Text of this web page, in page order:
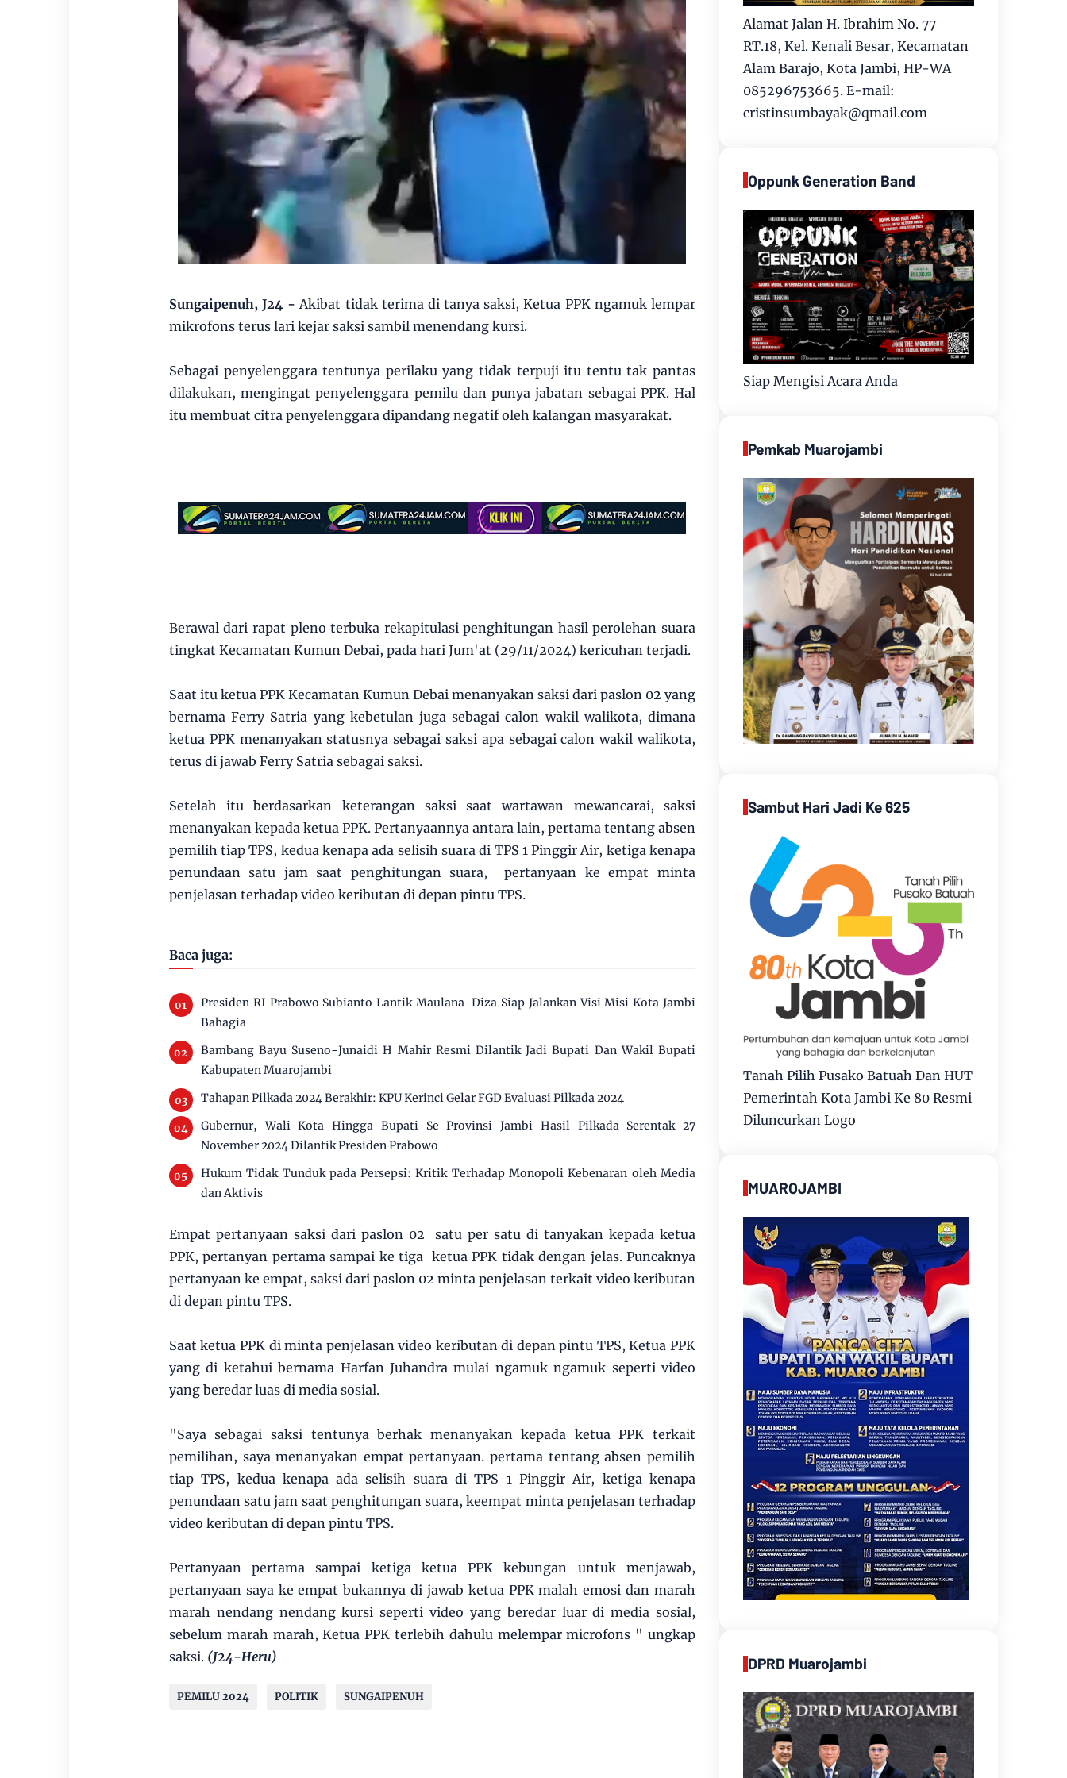
Sungaipenuh, J24 -Akibat tidak terima di tanya saksi, Ketua PPK ngamuk lempar
mikrofons terus lari kejar saksi sambil menendang kursi.
Sebagai penyelenggara tentunya perilaku yang tidak terpuji itu tentu tak pantas
dilakukan, mengingat penyelenggara pemilu dan punya jabatan sebagai PPK. Hal
itu membuat citra penyelenggara dipandang negatif oleh kalangan masyarakat.
Berawal dari rapat pleno terbuka rekapitulasi penghitungan hasil perolehan suara
tingkat Kecamatan Kumun Debai, pada hari Jum'at (29/11/2024) kericuhan terjadi.
Saat itu ketua PPK Kecamatan Kumun Debai menanyakan saksi dari paslon 02 yang
bernama Ferry Satria yang kebetulan juga sebagai calon wakil walikota, dimana
ketua PPK menanyakan statusnya sebagai saksi apa sebagai calon wakil walikota,
terus di jawab Ferry Satria sebagai saksi.
Setelah itu berdasarkan keterangan saksi saat wartawan mewancarai, saksi
menanyakan kepada ketua PPK. Pertanyaannya antara lain, pertama tentang absen
pemilih tiap TPS, kedua kenapa ada selisih suara di TPS 1 Pinggir Air, ketiga kenapa
penundaan satu jam saat penghitungan suara, pertanyaan ke empat minta
penjelasan terhadap video keributan di depan pintu TPS.
Baca juga:
Presiden RI Prabowo Subianto Lantik Maulana-Diza Siap Jalankan Visi Misi Kota Jambi
Bahagia
Bambang Bayu Suseno-Junaidi H Mahir Resmi Dilantik Jadi Bupati Dan Wakil Bupati
Kabupaten Muarojambi
Tahapan Pilkada 2024 Berakhir: KPU Kerinci Gelar FGD Evaluasi Pilkada 2024
Gubernur, Wali Kota Hingga Bupati Se Provinsi Jambi Hasil Pilkada Serentak 27
November 2024 Dilantik Presiden Prabowo
Hukum Tidak Tunduk pada Persepsi: Kritik Terhadap Monopoli Kebenaran oleh Media
dan Aktivis
Empat pertanyaan saksi dari paslon 02 satu per satu di tanyakan kepada ketua
PPK, pertanyan pertama sampai ke tiga ketua PPK tidak dengan jelas. Puncaknya
pertanyaan ke empat, saksi dari paslon 02 minta penjelasan terkait video keributan
di depan pintu TPS.
Saat ketua PPK di minta penjelasan video keributan di depan pintu TPS, Ketua PPK
yang di ketahui bernama Harfan Juhandra mulai ngamuk ngamuk seperti video
yang beredar luas di media sosial.
"Saya sebagai saksi tentunya berhak menanyakan kepada ketua PPK terkait
pemilihan, saya menanyakan empat pertanyaan. pertama tentang absen pemilih
tiap TPS, kedua kenapa ada selisih suara di TPS 1 Pinggir Air, ketiga kenapa
penundaan satu jam saat penghitungan suara, keempat minta penjelasan terhadap
video keributan di depan pintu TPS.
Pertanyaan pertama sampai ketiga ketua PPK kebungan untuk menjawab,
pertanyaan saya ke empat bukannya di jawab ketua PPK malah emosi dan marah
marah nendang nendang kursi seperti video yang beredar luar di media sosial,
sebelum marah marah, Ketua PPK terlebih dahulu melempar microfons " ungkap
saksi.(J24-Heru)
PEMILU 2024 POLITIK SUNGAIPENUH
Alamat Jalan H. Ibrahim No. 77
RT.18, Kel. Kenali Besar, Kecamatan
Alam Barajo, Kota Jambi, HP-WA
085296753665. E-mail:
cristinsumbayak@qmail.com
Oppunk Generation Band
Siap Mengisi Acara Anda
Pemkab Muarojambi
Sambut Hari Jadi Ke 625
Tanah Pilih Pusako Batuah Dan HUT
Pemerintah Kota Jambi Ke 80 Resmi
Diluncurkan Logo
MUAROJAMBI
DPRD Muarojambi